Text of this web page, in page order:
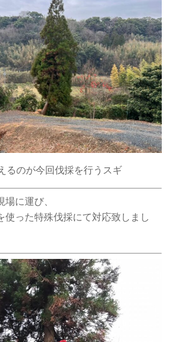
るのが今回伐採を行うスギ
に運び、
使った特殊伐採にて対応致しまし